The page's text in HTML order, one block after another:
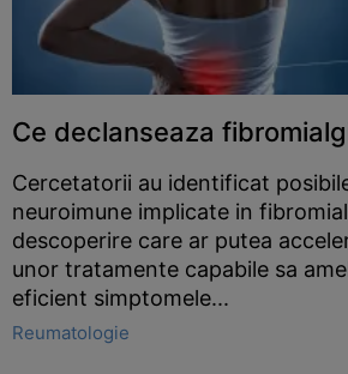
Ce declanseaza
Cercetatorii au identificat
neuroimune implicate in
descoperire care ar putea
unor tratamente capabile sa
eficient simptomele...
Reumatologie